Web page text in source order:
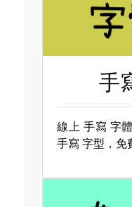
手
線上 手寫 字
手寫 字型，免